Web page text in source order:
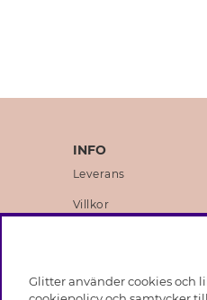
INFO
Leverans
Villkor
Medlemsvillkor
Glitter använder cookies och